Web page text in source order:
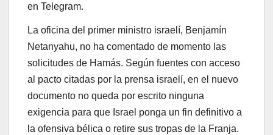
en Telegram.
La oficina del primer ministro israelí, Benjamín
Netanyahu, no ha comentado de momento las
solicitudes de Hamás. Según fuentes con acceso
al pacto citadas por la prensa israelí, en el nuevo
documento no queda por escrito ninguna
exigencia para que Israel ponga un fin definitivo a
la ofensiva bélica o retire sus tropas de la Franja.